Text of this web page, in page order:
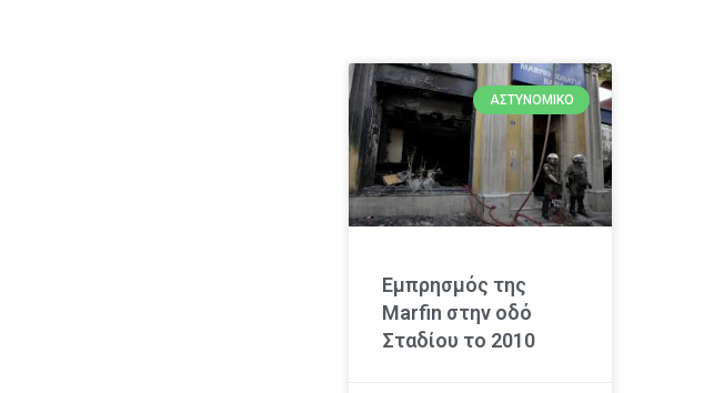
ΑΣΤΥΝΟΜΙΚΌ
Εμπρησμός της
Marfin στην οδό
Σταδίου το 2010